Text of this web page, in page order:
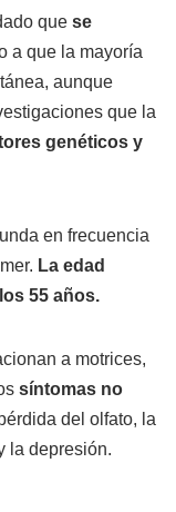
que se
a que la mayoría
aunque
que la
genéticos y
en frecuencia
La edad
55 años.
a motrices,
síntomas no
del olfato, la
la depresión.